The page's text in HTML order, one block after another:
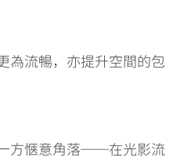
為流暢，亦提升空間的包
方愜意角落──在光影流